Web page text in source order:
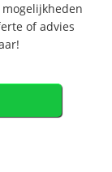
of advies